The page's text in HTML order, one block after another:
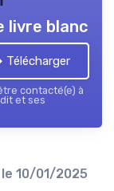
livre blanc
Télécharger
contacté(e) à
et ses
10/01/2025